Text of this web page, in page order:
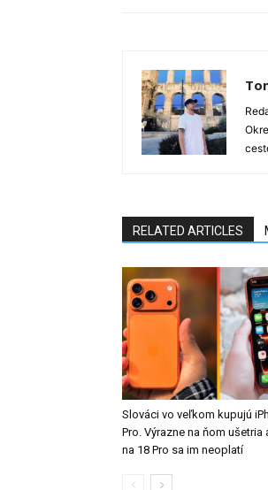
RELATED ARTICLES
Slováci vo veľkom kupujú
Pro. Výrazne na ňom ušetria
na 18 Pro sa im neoplatí